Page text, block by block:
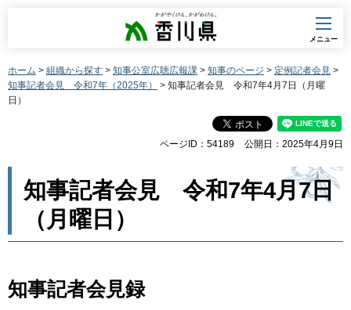
香川県
メニュー
ホーム > 組織から探す > 知事公室広聴広報課 > 知事のページ > 定例記者会見 >
知事記者会見 令和7年（2025年）
> 知事記者会見 令和7年4月7日（月曜
日）
ページID：54189 公開日：2025年4月9日
知事記者会見 令和7年4月7日
（月曜日）
知事記者会見録